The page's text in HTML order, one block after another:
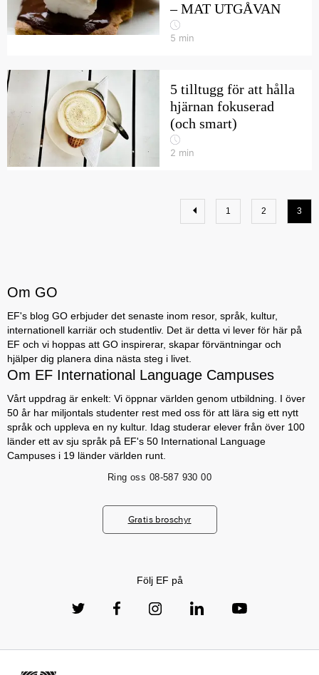
– MAT UTGÅVAN
5 min
5 tilltugg för att hålla
hjärnan fokuserad
(och smart)
2 min
1 2 3
Om GO
EF's blog GO erbjuder det senaste inom resor, språk, kultur,
internationell karriär och studentliv. Det är detta vi lever för här på
EF och vi hoppas att GO inspirerar, skapar förväntningar och
hjälper dig planera dina nästa steg i livet.
Om EF International Language Campuses
Vårt uppdrag är enkelt: Vi öppnar världen genom utbildning. I över
50 år har miljontals studenter rest med oss för att lära sig ett nytt
språk och uppleva en ny kultur. Idag studerar elever från över 100
länder ett av sju språk på EF's 50 International Language
Campuses i 19 länder världen runt.
Ring oss 08-587 930 00
Gratis broschyr
Följ EF på